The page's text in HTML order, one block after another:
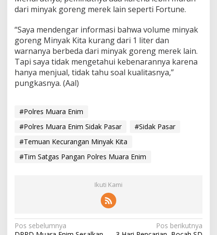
dari minyak goreng merek lain seperti Fortune.
“Saya mendengar informasi bahwa volume minyak
goreng Minyak Kita kurang dari 1 liter dan
warnanya berbeda dari minyak goreng merek lain.
Tapi saya tidak mengetahui kebenarannya karena
hanya menjual, tidak tahu soal kualitasnya,”
pungkasnya. (Aal)
#Polres Muara Enim
#Polres Muara Enim Sidak Pasar
#Sidak Pasar
#Temuan Kecurangan Minyak Kita
#Tim Satgas Pangan Polres Muara Enim
Ikuti Kami
N
Pos sebelumnya
Pos berikutnya